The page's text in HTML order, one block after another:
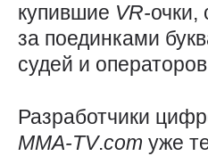
купившие VR-очки,
за поединками
судей и
Разработчики
MMA-TV.com уже